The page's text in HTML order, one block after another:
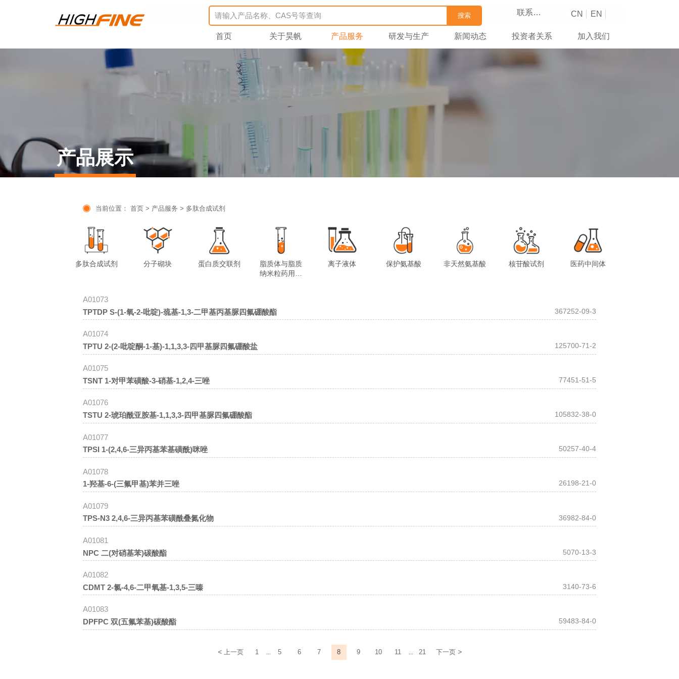
搜索 联系我们 CN EN
首页 关于昊帆 产品服务 研发与生产 新闻动态 投资者关系 加入我们
产品展示
 当前位置： 首页> 产品服务 > 多肽合成试剂
多肽合成试剂 分子砌块 蛋白质交联剂
脂质体与脂质
纳米粒药用试
离子液体 保护氨基酸 非天然氨基酸 核苷酸试剂 医药中间体
A01073
TPTDP S-(1-氧-2-吡啶)-巯基-1,3-二甲基丙基脲四氟硼酸酯
367252-09-3
A01074
TPTU 2-(2-吡啶酮-1-基)-1,1,3,3-四甲基脲四氟硼酸盐
125700-71-2
A01075
TSNT 1-对甲苯磺酸-3-硝基-1,2,4-三唑
77451-51-5
A01076
TSTU 2-琥珀酰亚胺基-1,1,3,3-四甲基脲四氟硼酸酯
105832-38-0
A01077
TPSI 1-(2,4,6-三异丙基苯基磺酰)咪唑
50257-40-4
A01078
1-羟基-6-(三氟甲基)苯并三唑
26198-21-0
A01079
TPS-N3 2,4,6-三异丙基苯磺酰叠氮化物
36982-84-0
A01081
NPC 二(对硝基苯)碳酸酯
5070-13-3
A01082
CDMT 2-氯-4,6-二甲氧基-1,3,5-三嗪
3140-73-6
A01083
DPFPC 双(五氟苯基)碳酸酯
59483-84-0
<上一页 1 ... 5 6 7 8 9 10 11 ... 21 下一页 >